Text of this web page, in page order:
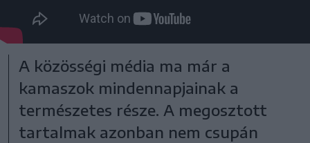
A közösségi média ma már a
kamaszok mindennapjainak a
természetes része. A megosztott
tartalmak azonban nem csupán